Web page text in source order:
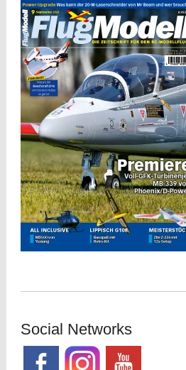
Social Networks